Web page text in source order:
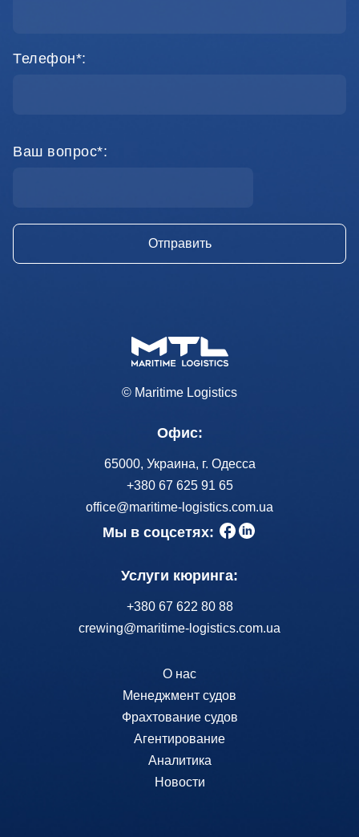
Телефон*:
Ваш вопрос*:
© Maritime Logistics
Офис:
65000, Украина, г. Одесса
+380 67 625 91 65
office@maritime-logistics.com.ua
Мы в соцсетях:
Услуги кюринга:
+380 67 622 80 88
crewing@maritime-logistics.com.ua
О нас
Менеджмент судов
Фрахтование судов
Агентирование
Аналитика
Новости